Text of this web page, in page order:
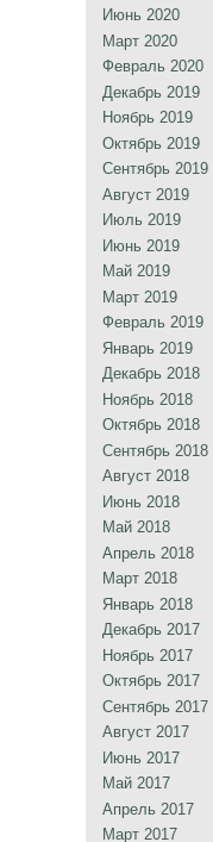
Июнь 2020
Март 2020
Февраль 2020
Декабрь 2019
Ноябрь 2019
Октябрь 2019
Сентябрь 2019
Август 2019
Июль 2019
Июнь 2019
Май 2019
Март 2019
Февраль 2019
Январь 2019
Декабрь 2018
Ноябрь 2018
Октябрь 2018
Сентябрь 2018
Август 2018
Июнь 2018
Май 2018
Апрель 2018
Март 2018
Январь 2018
Декабрь 2017
Ноябрь 2017
Октябрь 2017
Сентябрь 2017
Август 2017
Июнь 2017
Май 2017
Апрель 2017
Март 2017